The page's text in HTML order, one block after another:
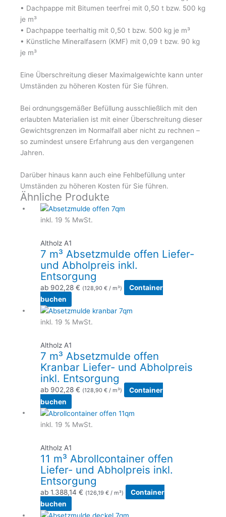
• Dachpappe mit Bitumen teerfrei mit 0,50 t bzw. 500 kg
je m³
• Dachpappe teerhaltig mit 0,50 t bzw. 500 kg je m³
• Künstliche Mineralfasern (KMF) mit 0,09 t bzw. 90 kg
je m³
Eine Überschreitung dieser Maximalgewichte kann unter
Umständen zu höheren Kosten für Sie führen.
Bei ordnungsgemäßer Befüllung ausschließlich mit den
erlaubten Materialien ist mit einer Überschreitung dieser
Gewichtsgrenzen im Normalfall aber nicht zu rechnen –
so zumindest unsere Erfahrung aus den vergangenen
Jahren.
Darüber hinaus kann auch eine Fehlbefüllung unter
Umständen zu höheren Kosten für Sie führen.
Ähnliche Produkte
inkl. 19 % MwSt.
Altholz A1
7 m³ Absetzmulde offen Liefer-
und Abholpreis inkl.
Entsorgung
ab 902,28 € (128,90 € / m³)
Container
buchen
inkl. 19 % MwSt.
Altholz A1
7 m³ Absetzmulde offen
Kranbar Liefer- und Abholpreis
inkl. Entsorgung
ab 902,28 € (128,90 € / m³)
Container
buchen
inkl. 19 % MwSt.
Altholz A1
11 m³ Abrollcontainer offen
Liefer- und Abholpreis inkl.
Entsorgung
ab 1.388,14 € (126,19 € / m³)
Container
buchen